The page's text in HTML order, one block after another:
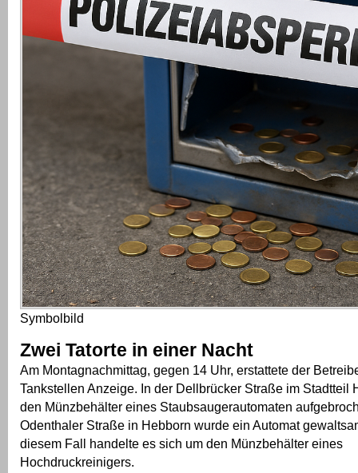
Symbolbild
Zwei Tatorte in einer Nacht
Am Montagnachmittag, gegen 14 Uhr, erstattete der
Tankstellen Anzeige. In der Dellbrücker Straße im Stadtteil
den Münzbehälter eines Staubsaugerautomaten
Odenthaler Straße in Hebborn wurde ein Automat
diesem Fall handelte es sich um den Münzbehälter eines
Hochdruckreinigers.